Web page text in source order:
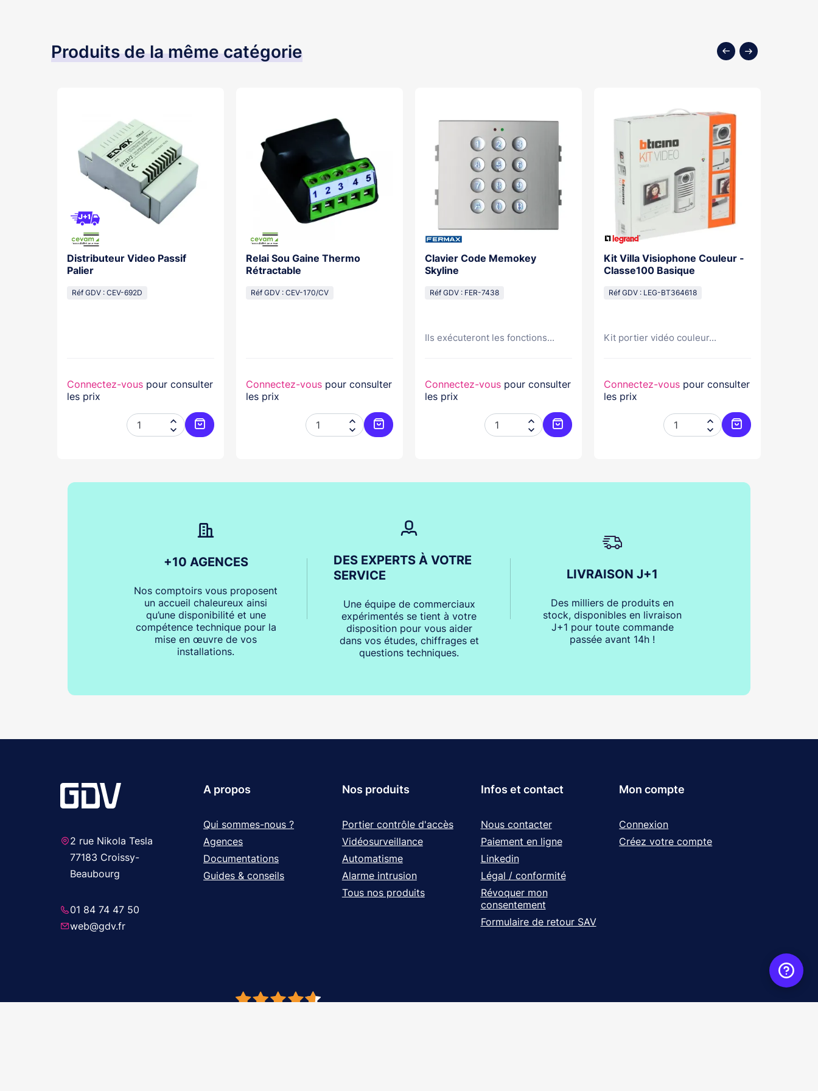
Produits de la même catégorie
Distributeur Video Passif
Palier
Réf GDV : CEV-692D
Connectez-vous pour consulter
les prix


Ajouter au panier
Relai Sou Gaine Thermo
Rétractable
Réf GDV : CEV-170/CV
Connectez-vous pour consulter
les prix


Ajouter au panier
Clavier Code Memokey
Skyline
Réf GDV : FER-7438
Ils exécuteront les fonctions...
Connectez-vous pour consulter
les prix


Ajouter au panier
Kit Villa Visiophone Couleur -
Classe100 Basique
Réf GDV : LEG-BT364618
Kit portier vidéo couleur...
Connectez-vous pour consulter
les prix


Ajouter au panier
+10 AGENCES
Nos comptoirs vous proposent
un accueil chaleureux ainsi
qu’une disponibilité et une
compétence technique pour la
mise en œuvre de vos
installations.
DES EXPERTS À VOTRE
SERVICE
Une équipe de commerciaux
expérimentés se tient à votre
disposition pour vous aider
dans vos études, chiffrages et
questions techniques.
LIVRAISON J+1
Des milliers de produits en
stock, disponibles en livraison
J+1 pour toute commande
passée avant 14h !
2 rue Nikola Tesla
77183 Croissy-
Beaubourg
01 84 74 47 50
web@gdv.fr
A propos
Qui sommes-nous ?
Agences
Documentations
Guides & conseils
Nos produits
Portier contrôle d'accès
Vidéosurveillance
Automatisme
Alarme intrusion
Tous nos produits
Infos et contact
Nous contacter
Paiement en ligne
Linkedin
Légal / conformité
Révoquer mon
consentement
Formulaire de retour SAV
Mon compte
Connexion
Créez votre compte